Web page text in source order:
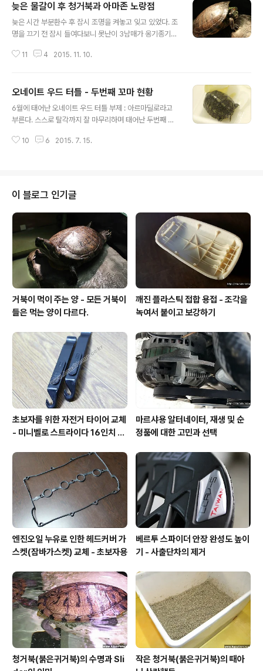
을 켜주고 있었는데, 여우같은 놈들이 카메라를 들자마자
하나둘씩 눈을 뜨고 경계를 한다. 눈치하고는.. ㅋ 슬라이더
는 매년 두꺼운 껍질을 갑옷 벗듯이 탈피를 하는 반면에 아
문제가 있는지 찾아볼 기력도 없어 걍 대충 살아라.. 라는
늦은 물갈이 후 청거북과 아마존 노랑점
늦은 시간 부분환수 후 잠시 조명을 켜놓고 잊고 있었다. 조
명을 끄기 전 잠시 들여다보니 못난이 3남매가 옹기종기
화롭게 보인다. 제발 낮에도 좀 조용히 있었으면 하는 바램.
그래도 일광욕 하기 좋은 자리를 비키긴 싫으니 머리만 돌
려서(사정거리 벗어나도록) 안물리도록 하고 일광욕중. 그
런데 아마존 노랑점의 목이 제법 길다. ㅋ 반항기로 가득한
마찬가지. 누나들 틈에서 먹고 살자니 가리는 먹이도 많이
11 4 2015. 11. 10.
오네이트 우드 터틀 - 두번째 꼬마 현황
6월에 태어난 오네이트 우드 터틀 부제 : 아르마딜로라고
부른다. 스스로 탈각까지 잘 마무리하며 태어난 두번째 오
고 있다. 7월 15일 현재의 모습을 보자면 아래와 같은데,
나 차이가 있긴 있더라. 하하하.. 그래서 처음으로 닉네임을
붙였으며 "아르마딜로"가 잘 어울릴것 같아 그리 명명하였
다. 물론 실제로 부르진 않는다. 난 오타쿠가 아니니까. 이
러한 이유로 아르마딜로 또한 어디가서 진상 취급 받을 것
이 분명한지라 평생을 나와 살아야 하는 운명이 되었다. 한
순간의 욕심으로 감당 못할 ..
10 6 2015. 7. 15.
이 블로그 인기글
거북이 먹이 주는 양 - 모든 거북이
들은 먹는 양이 다르다.
깨진 플라스틱 접합 용접 - 조각을
녹여서 붙이고 보강하기
초보자를 위한 자전거 타이어 교체
- 미니벨로 스트라이다 16인치 타
마르샤용 알터네이터, 재생 및 순
정품에 대한 고민과 선택
엔진오일 누유로 인한 헤드커버 가
스켓(잠바가스켓) 교체 - 초보자용
베르투 스파이더 안장 완성도 높이
기 - 사출단차의 제거
청거북(붉은귀거북)의 수명과 Sli
작은 청거북(붉은귀거북)의 때아